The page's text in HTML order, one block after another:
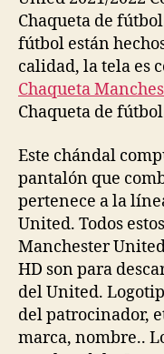
Chaqueta de
fútbol están
calidad, la tela es
Chaqueta
Chaqueta de
Este chándal
pantalón que
pertenece a la
United. Todos
Manchester
HD son para
del United.
del patrocinador,
marca, nombre..